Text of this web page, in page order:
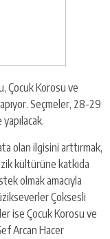
Çocuk Korosu ve
Seçmeler, 28-29
olan ilgisini arttırmak,
kültürüne katkıda
olmak amacıyla
Çoksesli
ise Çocuk Korosu ve
Arcan Hacer